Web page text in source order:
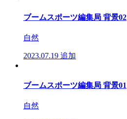
ブームスポーツ編集局 背景02
自然
2023.07.19 追加
ブームスポーツ編集局 背景01
自然